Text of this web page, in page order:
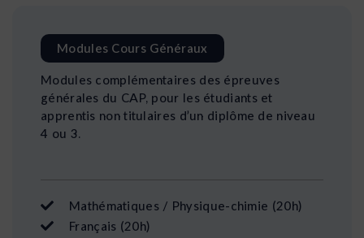
Modules Cours Généraux
Modules complémentaires des épreuves
générales du CAP, pour les étudiants et
apprentis non titulaires d’un diplôme de niveau
4 ou 3.
Mathématiques / Physique-chimie (20h)
Français (20h)